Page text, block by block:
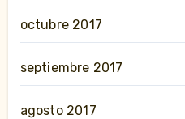
octubre 2017
septiembre 2017
agosto 2017